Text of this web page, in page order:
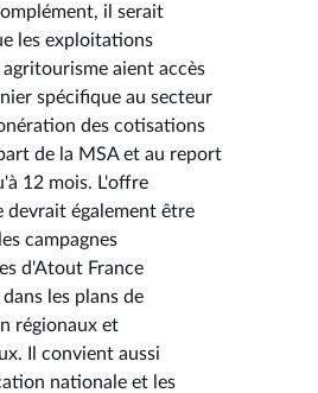
il serait
les exploitations
aient accès
spécifique au secteur
des cotisations
de la MSA et au report
12 mois. L'offre
devrait également être
campagnes
d'Atout France
les plans de
régionaux et
Il convient aussi
nationale et les